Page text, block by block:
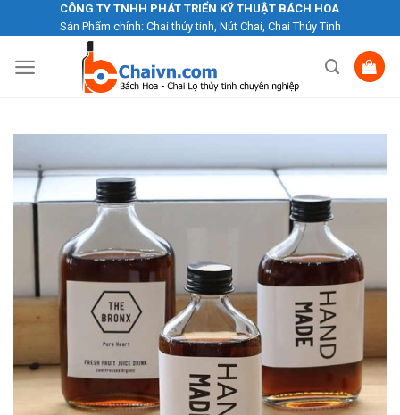
to
content
CÔNG TY TNHH PHÁT TRIỂN KỸ THUẬT BÁCH HOA
Sản Phẩm chính: Chai thủy tinh, Nút Chai, Chai Thủy Tinh